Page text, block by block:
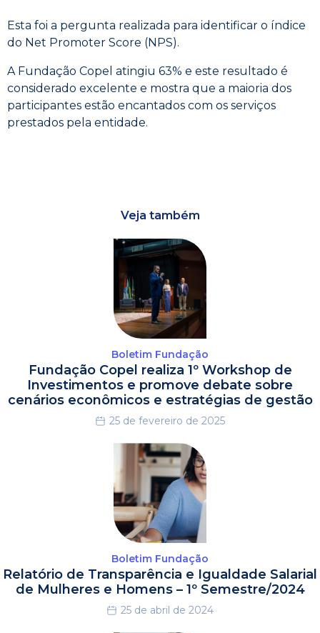
Esta foi a pergunta realizada para identificar o índice
do Net Promoter Score (NPS).
A Fundação Copel atingiu 63% e este resultado é
considerado excelente e mostra que a maioria dos
participantes estão encantados com os serviços
prestados pela entidade.
Veja também
Boletim Fundação
Fundação Copel realiza 1º Workshop de
Investimentos e promove debate sobre
cenários econômicos e estratégias de gestão
25 de fevereiro de 2025
Boletim Fundação
Relatório de Transparência e Igualdade Salarial
de Mulheres e Homens – 1º Semestre/2024
25 de abril de 2024